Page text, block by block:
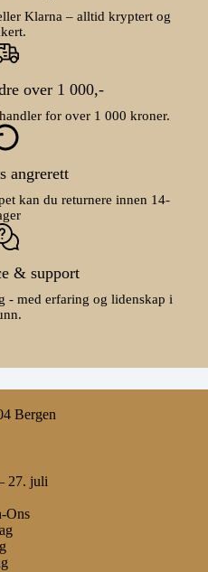
Klarna – alltid kryptert og
over 1 000,-
for over 1 000 kroner.
angrerett
kan du returnere innen 14-
& support
- med erfaring og lidenskap i
Bergen
27. juli
Ons